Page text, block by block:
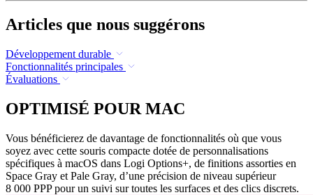
Articles que nous suggérons
Développement durable
Fonctionnalités principales
Évaluations
OPTIMISÉ POUR MAC
Vous bénéficierez de davantage de fonctionnalités où que vous
soyez avec cette souris compacte dotée de personnalisations
spécifiques à macOS dans Logi Options+, de finitions assorties en
Space Gray et Pale Gray, d’une précision de niveau supérieur
8 000 PPP pour un suivi sur toutes les surfaces et des clics discrets.